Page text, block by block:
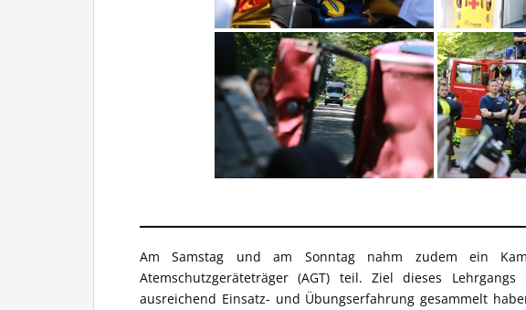
Am Samstag und am Sonntag nahm zudem ein
Atemschutzgeräteträger (AGT) teil. Ziel dieses
ausreichend Einsatz- und Übungserfahrung gesammelt